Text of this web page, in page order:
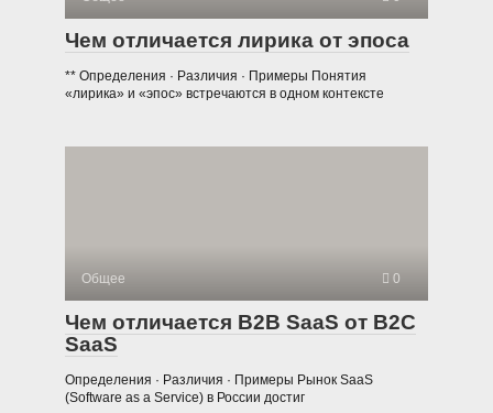
Чем отличается лирика от эпоса
** Определения · Различия · Примеры Понятия
«лирика» и «эпос» встречаются в одном контексте
Общее 0
Чем отличается B2B SaaS от B2C
SaaS
Определения · Различия · Примеры Рынок SaaS
(Software as a Service) в России достиг